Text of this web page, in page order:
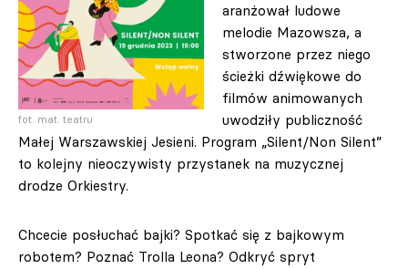
fot. mat. teatru
aranżował ludowe
melodie Mazowsza, a
stworzone przez niego
ścieżki dźwiękowe do
filmów animowanych
uwodziły publiczność
Małej Warszawskiej Jesieni. Program „Silent/Non Silent”
to kolejny nieoczywisty przystanek na muzycznej
drodze Orkiestry.
Chcecie posłuchać bajki? Spotkać się z bajkowym
robotem? Poznać Trolla Leona? Odkryć spryt